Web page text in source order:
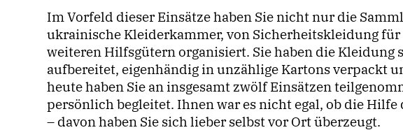
Im Vorfeld dieser Einsätze haben Sie nicht nur die
ukrainische Kleiderkammer, von Sicherheitskleidung
weiteren Hilfsgütern organisiert. Sie haben die Kleidung
aufbereitet, eigenhändig in unzählige Kartons verpackt
heute haben Sie an insgesamt zwölf Einsätzen
persönlich begleitet. Ihnen war es nicht egal, ob die
– davon haben Sie sich lieber selbst vor Ort überzeugt.